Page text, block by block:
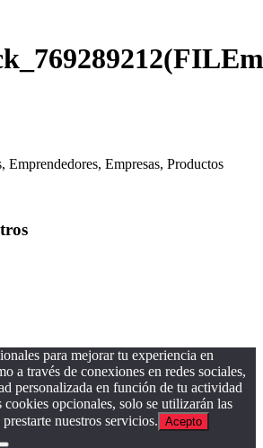
Emprendedores, Empresas, Productos
para mejorar tu experiencia en
a través de conexiones en redes sociales,
personalizada en función de tu actividad
cookies opcionales, solo se utilizarán las
nuestros servicios. Acepto